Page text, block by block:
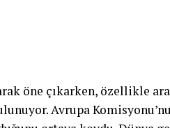
öne çıkarken, özellikle
Avrupa